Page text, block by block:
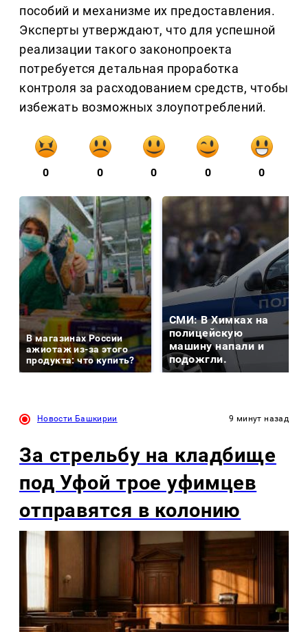
пособий и механизме их предоставления.
Эксперты утверждают, что для успешной
реализации такого законопроекта
потребуется детальная проработка
контроля за расходованием средств, чтобы
избежать возможных злоупотреблений.
0 0 0 0 0
В магазинах России
ажиотаж из-за этого
продукта: что купить?
СМИ: В Химках на
полицейскую
машину напали и
подожгли.
Новости Башкирии 9 минут назад
За стрельбу на кладбище
под Уфой трое уфимцев
отправятся в колонию